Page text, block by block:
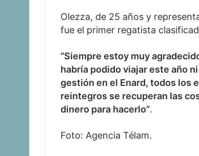
Olezza, de 25 años y
fue el primer regatista
“Siempre estoy muy
habría podido viajar este año
gestión en el Enard, todos los
reintegros se recuperan las
dinero para hacerlo”.
Foto: Agencia Télam.